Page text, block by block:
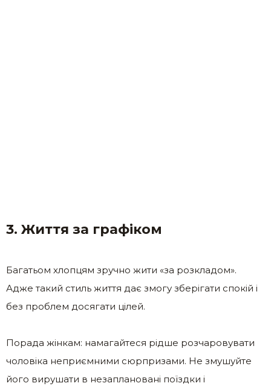
3. Життя за графіком
Багатьом хлопцям зручно жити «за розкладом».
Адже такий стиль життя дає змогу зберігати спокій і
без проблем досягати цілей.
Порада жінкам: намагайтеся рідше розчаровувати
чоловіка неприємними сюрпризами. Не змушуйте
його вирушати в незаплановані поїздки і